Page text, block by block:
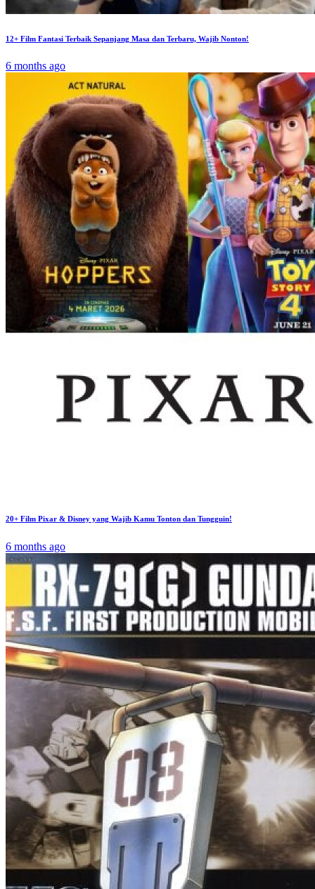
12+ Film Fantasi Terbaik Sepanjang Masa dan Terbaru, Wajib Nonton!
6 months ago
20+ Film Pixar & Disney yang Wajib Kamu Tonton dan Tungguin!
6 months ago